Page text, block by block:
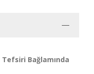
Bağlamında